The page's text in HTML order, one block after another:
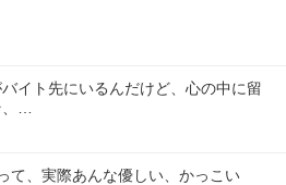
イト先にいるんだけど、心の中に留
…
て、実際あんな優しい、かっこい